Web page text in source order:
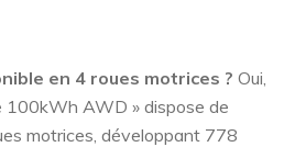
en 4 roues motrices ? Oui,
100kWh AWD » dispose de
motrices, développant 778